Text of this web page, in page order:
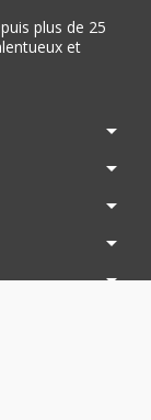
plus de 25
et
arrow_drop_down
arrow_drop_down
arrow_drop_down
arrow_drop_down
arrow_drop_down